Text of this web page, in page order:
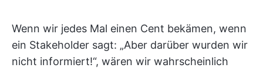
Wenn wir jedes Mal einen Cent bekämen, wenn
ein Stakeholder sagt: „Aber darüber wurden wir
nicht informiert!“, wären wir wahrscheinlich